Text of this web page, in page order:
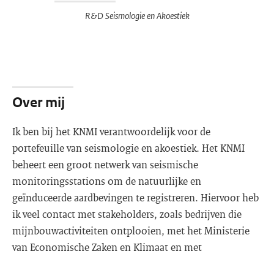
R&D Seismologie en Akoestiek
Over mij
Ik ben bij het KNMI verantwoordelijk voor de
portefeuille van seismologie en akoestiek. Het KNMI
beheert een groot netwerk van seismische
monitoringsstations om de natuurlijke en
geïnduceerde aardbevingen te registreren. Hiervoor heb
ik veel contact met stakeholders, zoals bedrijven die
mijnbouwactiviteiten ontplooien, met het Ministerie
van Economische Zaken en Klimaat en met